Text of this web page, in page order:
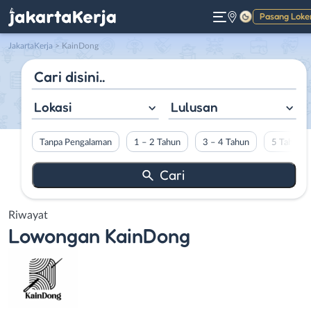
Pasang
Gelap
JakartaKerja > KainDong
Lokasi Lulusan
Tanpa Pengalaman 1 – 2 Tahun 3 – 4 Tahun 5 Tahun
Riwayat
Lowongan KainDong